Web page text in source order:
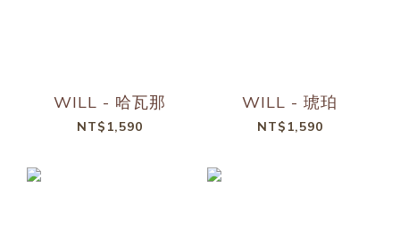
WILL - 哈瓦那
NT$1,590
WILL - 琥珀
NT$1,590